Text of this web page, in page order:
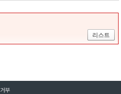
리스트
부